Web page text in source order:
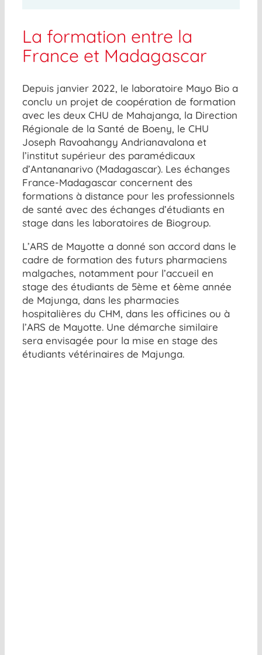
La formation entre la
France et Madagascar
Depuis janvier 2022, le laboratoire Mayo Bio a
conclu un projet de coopération de formation
avec les deux CHU de Mahajanga, la Direction
Régionale de la Santé de Boeny, le CHU
Joseph Ravoahangy Andrianavalona et
l’institut supérieur des paramédicaux
d’Antananarivo (Madagascar). Les échanges
France-Madagascar concernent des
formations à distance pour les professionnels
de santé avec des échanges d’étudiants en
stage dans les laboratoires de Biogroup.
L’ARS de Mayotte a donné son accord dans le
cadre de formation des futurs pharmaciens
malgaches, notamment pour l’accueil en
stage des étudiants de 5ème et 6ème année
de Majunga, dans les pharmacies
hospitalières du CHM, dans les officines ou à
l’ARS de Mayotte. Une démarche similaire
sera envisagée pour la mise en stage des
étudiants vétérinaires de Majunga.